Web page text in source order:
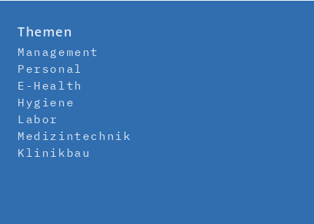
Themen
Management
Personal
E-Health
Hygiene
Labor
Medizintechnik
Klinikbau